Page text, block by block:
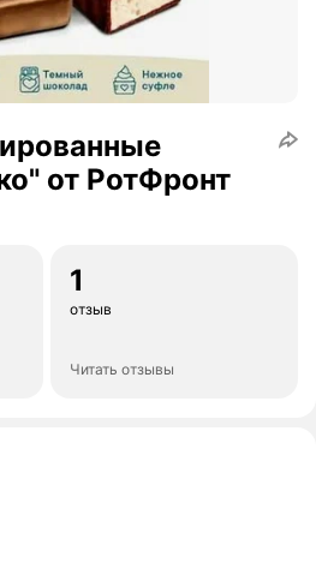
от РотФронт
1
отзыв
Читать отзывы